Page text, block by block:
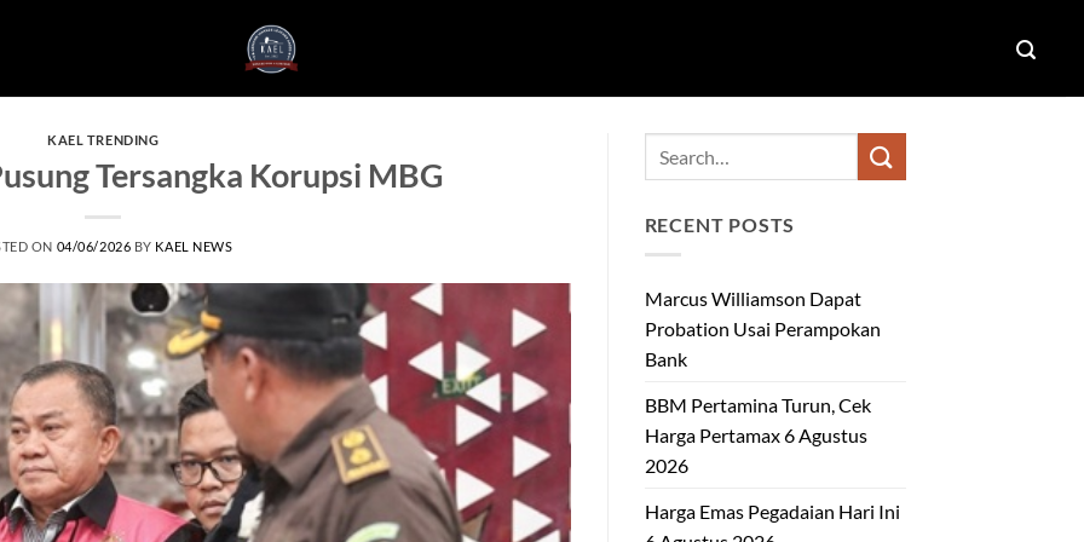
KAEL TRENDING
Tersangka Korupsi MBG
ON 04/06/2026 BY KAEL NEWS
RECENT POSTS
Marcus Williamson Dapat
Probation Usai Perampokan
Bank
BBM Pertamina Turun, Cek
Harga Pertamax 6 Agustus
2026
Harga Emas Pegadaian Hari Ini